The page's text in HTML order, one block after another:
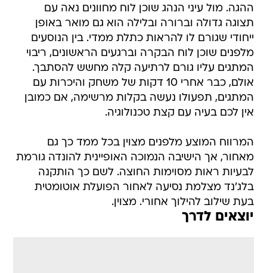
ההגה. מול עיני הנהג שוכן לוח מחוונים נאה עם
תצוגה גדולה וברורה ובלילה הוא גם מואר באופן
ייחודי שגורם לו להראות כתלת ממדי. בין הנוסעים
מלפנים שוכן לוח הבקרה וברגעים הראשונים, ריבוי
המתגים עליו גורם לרתיעה קלה מחשש להסתבך.
אולם, כבר אחרי 10 דקות של משחק והיכרות עם
המתגים, תפעולו נעשה בקלות מרשימה, אם כמובן
אין לכם בעיה עם קצת טכנולוגיה.
המרווח המוצע מלפנים מצוין בכל ממד כך גם
מאחור, אך הישיבה הנמוכה האופיינית להונדה גורמת
לבעיות ראות מסוימות החוצה. לשם כך הותקנה
בלג'נד מצלמת נסיעה לאחור הפועלת אוטומטית
בעת שילוב להילוך אחורי. מצוין.
יוצאים לדרך